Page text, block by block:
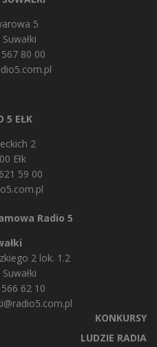
5
80 00
5 EŁK
2
Ełk
59 00
Radio 5
2 lok. 1.2
62 10
KONKURSY
LUDZIE RADIA